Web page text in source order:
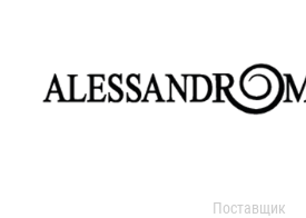
Поставщик